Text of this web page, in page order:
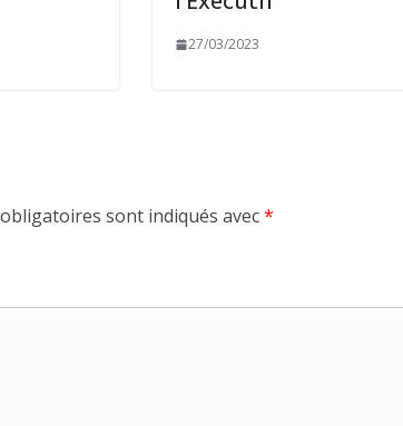
27/03/2023
sont indiqués avec*